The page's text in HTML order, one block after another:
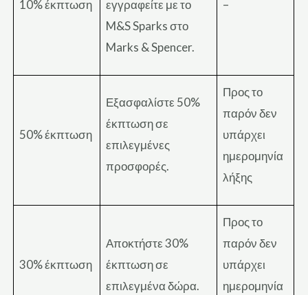
10% έκπτωση
εγγραφείτε με το
M&S Sparks στο
Marks & Spencer.
–
50% έκπτωση
Εξασφαλίστε 50%
έκπτωση σε
επιλεγμένες
προσφορές.
Προς το
παρόν δεν
υπάρχει
ημερομηνία
λήξης
30% έκπτωση
Αποκτήστε 30%
έκπτωση σε
επιλεγμένα δώρα.
Προς το
παρόν δεν
υπάρχει
ημερομηνία